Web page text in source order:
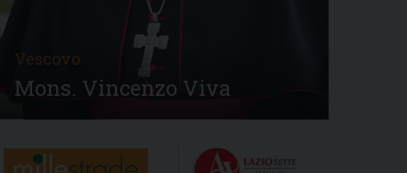
Vescovo
Mons. Vincenzo Viva